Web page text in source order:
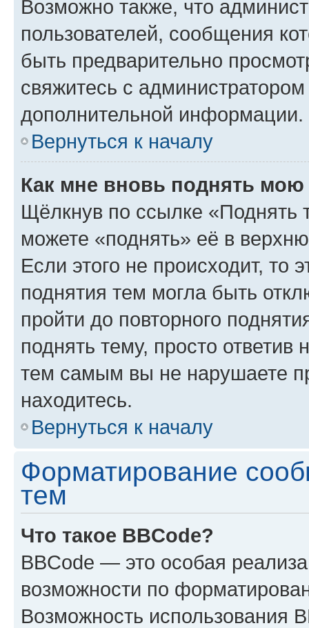
Возможно также, что
пользователей, сообщения
быть предварительно
свяжитесь с
дополнительной информации.
Вернуться к началу
Как мне вновь поднять мою
Щёлкнув по ссылке «Поднять
можете «поднять» её в
Если этого не происходит, то
поднятия тем могла быть
пройти до повторного
поднять тему, просто ответив
тем самым вы не нарушаете
находитесь.
Вернуться к началу
Форматирование
тем
Что такое BBCode?
BBCode — это особая
возможности по
Возможность использования